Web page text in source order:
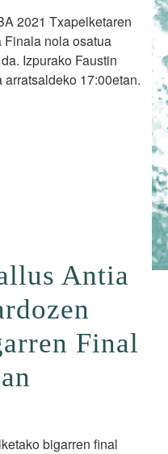
2021 Txapelketaren
Finala nola osatua
Izpurako Faustin
17:00etan.
Antia
Final
bigarren final